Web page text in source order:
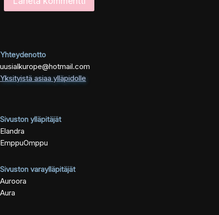
Yhteydenotto
uusialkurope@hotmail.com
Yksityistä asiaa ylläpidolle
Sivuston ylläpitäjät
Elandra
EmppuOmppu
Sivuston varaylläpitäjät
Auroora
Aura